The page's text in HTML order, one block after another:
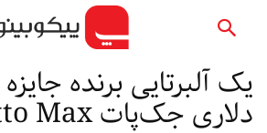
دلاری جک‌پات Lotto Max